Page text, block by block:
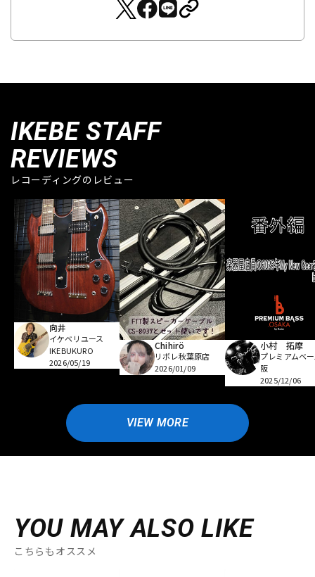
IKEBE STAFF
REVIEWS
レコーディングのレビュー
向井
イケベリユース
IKEBUKURO
2026/05/19
Chihirö
リボレ秋葉原店
2026/01/09
小村 拓摩
プレミアムベ
阪
2025/12/06
VIEW MORE
YOU MAY ALSO LIKE
こちらもオススメ